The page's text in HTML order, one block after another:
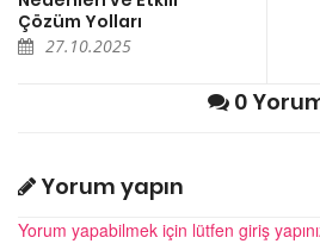
Çözüm Yolları
27.10.2025
0
Yorum yapın
Yorum yapabilmek için lütfen giriş